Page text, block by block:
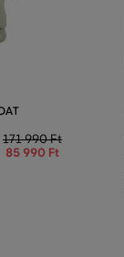
171 990 Ft
85 990 Ft